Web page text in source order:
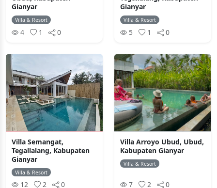
Gianyar
Villa & Resort
4 1 0
Gianyar
Villa & Resort
5 1 0
Villa Semangat,
Tegallalang, Kabupaten
Gianyar
Villa & Resort
12 2 0
Villa Arroyo Ubud, Ubud,
Kabupaten Gianyar
Villa & Resort
7 2 0